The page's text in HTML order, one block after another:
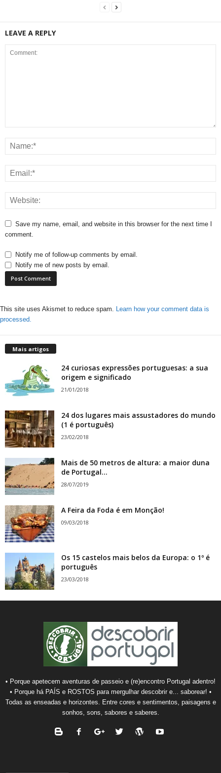
LEAVE A REPLY
Save my name, email, and website in this browser for the next time I
comment.
Notify me of follow-up comments by email.
Notify me of new posts by email.
This site uses Akismet to reduce spam. Learn how your comment data is
processed.
Mais artigos
24 curiosas expressões portuguesas: a sua
origem e significado
21/01/2018
24 dos lugares mais assustadores do mundo
(1 é português)
23/02/2018
Mais de 50 metros de altura: a maior duna
de Portugal...
28/07/2019
A Feira da Foda é em Monção!
09/03/2018
Os 15 castelos mais belos da Europa: o 1º é
português
23/03/2018
• Porque apetecem aventuras de passeio e (re)encontro Portugal adentro!
• Porque há PAÍS e ROSTOS para mergulhar descobrir e... saborear! •
Todas as enseadas e horizontes. Entre cores e sentimentos, paisagens e
sonhos, sons, sabores e saberes.